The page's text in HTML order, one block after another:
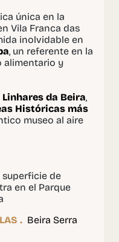
única en la
Vila Franca das
inolvidable en
, un referente en la
alimentario y
Linhares da Beira,
Históricas más
museo al aire
superficie de
en el Parque
. Beira Serra